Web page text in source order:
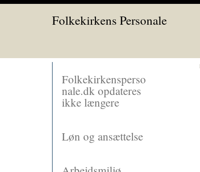
Folkekirkens Personale
Folkekirkensperso
nale.dk opdateres
ikke længere
Løn og ansættelse